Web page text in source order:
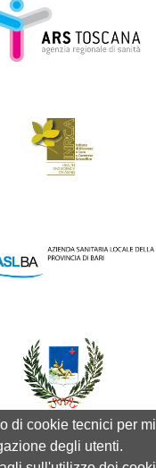
di cookie tecnici per
degli utenti.